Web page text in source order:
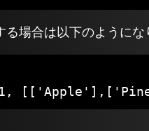
場合は以下のようにな
1,